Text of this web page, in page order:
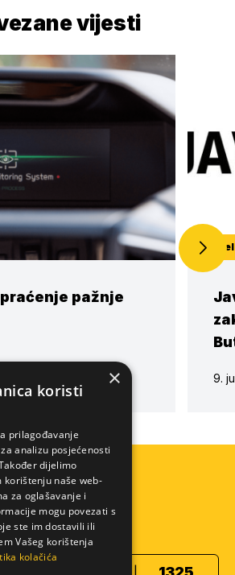
vijesti
pažnje
9.
Info centar
×
koristi
prilagođavanje
analizu posjećenosti
dijelimo
korištenju naše web-
za oglašavanje i
mogu povezati s
ste im dostavili ili
Vašeg korištenja
kolačića